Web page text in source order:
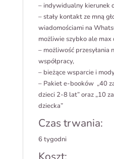
– indywidualny kierunek
– stały kontakt ze mną
wiadomościami na
możliwie szybko ale max
– możliwość przesyłania
współpracy,
– bieżące wsparcie i
– Pakiet e-booków „40
dzieci 2-8 lat” oraz „10
dziecka”
Czas trwania:
6 tygodni